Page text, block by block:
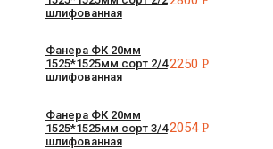
шлифованная
Фанера ФК 20мм
1525*1525мм сорт 2/4
шлифованная
2250Р
Фанера ФК 20мм
1525*1525мм сорт 3/4
шлифованная
2054Р